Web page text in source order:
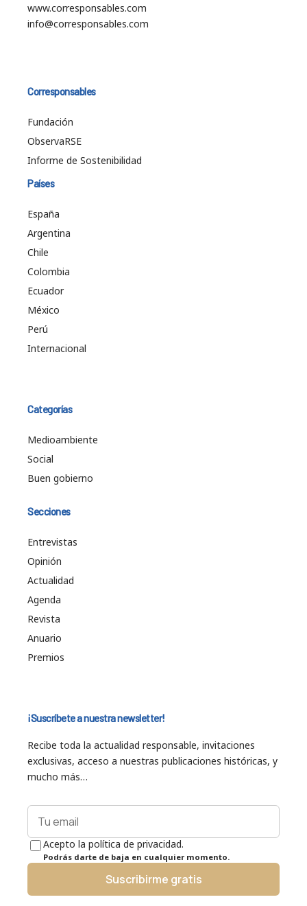
www.corresponsables.com
info@corresponsables.com
Corresponsables
Fundación
ObservaRSE
Informe de Sostenibilidad
Países
España
Argentina
Chile
Colombia
Ecuador
México
Perú
Internacional
Categorías
Medioambiente
Social
Buen gobierno
Secciones
Entrevistas
Opinión
Actualidad
Agenda
Revista
Anuario
Premios
¡Suscríbete a nuestra newsletter!
Recibe toda la actualidad responsable, invitaciones
exclusivas, acceso a nuestras publicaciones históricas, y
mucho más…
Acepto la política de privacidad.
Podrás darte de baja en cualquier momento.
Suscribirme gratis